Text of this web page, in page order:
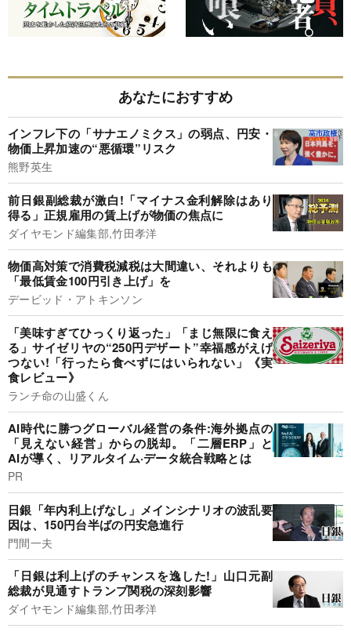
あなたにおすすめ
インフレ下の「サナエノミクス」の弱点、円安・
物価上昇加速の“悪循環”リスク
熊野英生
前日銀副総裁が激白!「マイナス金利解除はあり
得る」正規雇用の賃上げが物価の焦点に
ダイヤモンド編集部,竹田孝洋
物価高対策で消費税減税は大間違い、それよりも
「最低賃金100円引き上げ」を
デービッド・アトキンソン
「美味すぎてひっくり返った」「まじ無限に食え
る」サイゼリヤの“250円デザート”幸福感がえげ
つない!「行ったら食べずにはいられない」《実
食レビュー》
ランチ命の山盛くん
AI時代に勝つグローバル経営の条件:海外拠点の
「見えない経営」からの脱却。「二層ERP」と
AIが導く、リアルタイム·データ統合戦略とは
PR
日銀「年内利上げなし」メインシナリオの波乱要
因は、150円台半ばの円安急進行
門間一夫
「日銀は利上げのチャンスを逸した!」山口元副
総裁が見通すトランプ関税の深刻影響
ダイヤモンド編集部,竹田孝洋